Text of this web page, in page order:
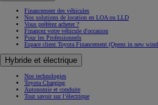
Financement des véhicules
Nos solutions de location en LOA ou LLD
Vous préférez acheter ?
Financez votre véhicule d'occasion
Pour les Professionnels
Espace client Toyota Financement (Opens in new
Hybride et électrique
Nos technologies
Toyota Charging
Autonomie et conduite
Tout savoir sur l’électrique